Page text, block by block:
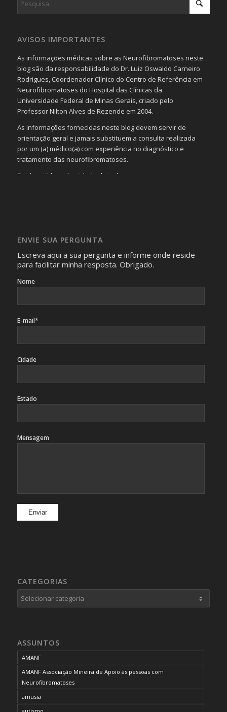
AVISOS IMPORTANTES
As informações médicas sobre as Neurofibromatoses neste
blog são da responsabilidade do Dr. Luiz Oswaldo Carneiro
Rodrigues, Coordenador Clínico do Centro de Referência em
Neurofibromatoses do Hospital das Clínicas da
Universidade Federal de Minas Gerais, criado pelo
Professor Nilton Alves de Rezende em 2004.
As informações fornecidas neste blog devem servir de
orientação geral e jamais substituem a consulta realizada
por um (a) médico(a) com experiência no diagnóstico e
tratamento das neurofibromatoses.
Será omitida a identidade de todas as pessoas que
identificação da pessoa fotografada.
ENVIE SUA PERGUNTA
Escreva aqui a sua pergunta e informe onde reside
para facilitar minha resposta. Obrigado.
Nome
E-mail*
Cidade
Estado
Mensagem
CATEGORIAS
Categorias
ASSUNTOS
AMANF
AMANF Associação Mineira de Apoio às pessoas com
Neurofibromatoses
amusia